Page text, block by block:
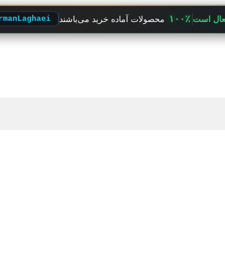
است ۱۰۰٪ محصولات آماده خرید می‌باشند